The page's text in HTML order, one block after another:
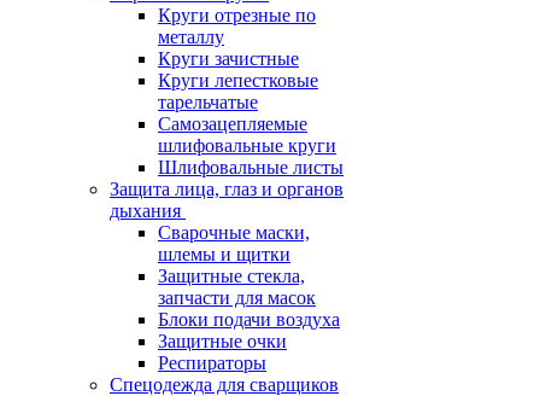
Круги отрезные по
металлу
Круги зачистные
Круги лепестковые
тарельчатые
Самозацепляемые
шлифовальные круги
Шлифовальные листы
Защита лица, глаз и органов
дыхания
Сварочные маски,
шлемы и щитки
Защитные стекла,
запчасти для масок
Блоки подачи воздуха
Защитные очки
Респираторы
Спецодежда для сварщиков